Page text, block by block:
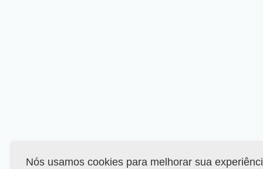
Nós usamos cookies para melhorar sua